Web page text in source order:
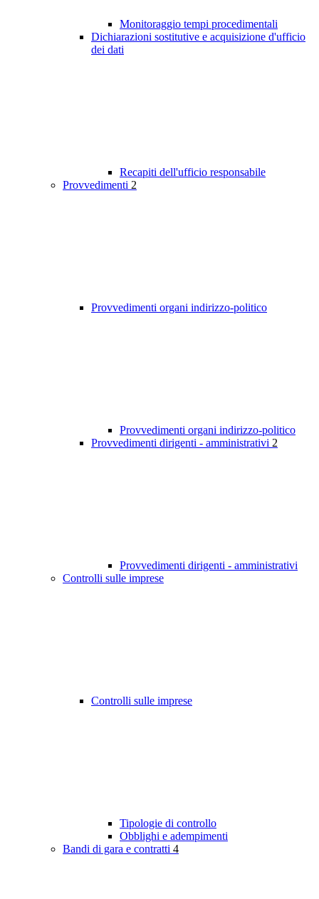
Monitoraggio tempi procedimentali
Dichiarazioni sostitutive e acquisizione d'ufficio
dei dati
Recapiti dell'ufficio responsabile
Provvedimenti 2
Provvedimenti organi indirizzo-politico
Provvedimenti organi indirizzo-politico
Provvedimenti dirigenti - amministrativi 2
Provvedimenti dirigenti - amministrativi
Controlli sulle imprese
Controlli sulle imprese
Tipologie di controllo
Obblighi e adempimenti
Bandi di gara e contratti 4